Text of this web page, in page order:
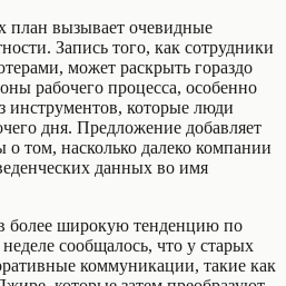
план вызывает очевидные
Запись того, как сотрудники
может раскрыть гораздо
рабочего процесса, особенно
инструментов, которые люди
дня. Предложение добавляет
о том, насколько далеко компании
данных во имя
более широкую тенденцию по
сообщалось, что у старых
коммуникации, такие как